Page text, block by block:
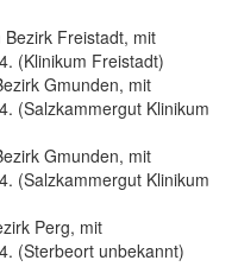
Freistadt, mit
(Klinikum Freistadt)
Gmunden, mit
(Salzkammergut Klinikum
Gmunden, mit
(Salzkammergut Klinikum
Perg, mit
(Sterbeort unbekannt)